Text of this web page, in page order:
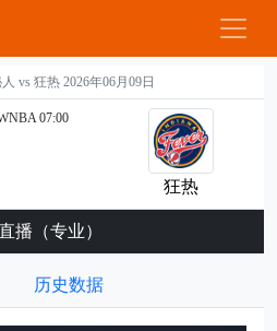
vs 狂热 2026年06月09日
07:00
狂热
播（专业）
历史数据